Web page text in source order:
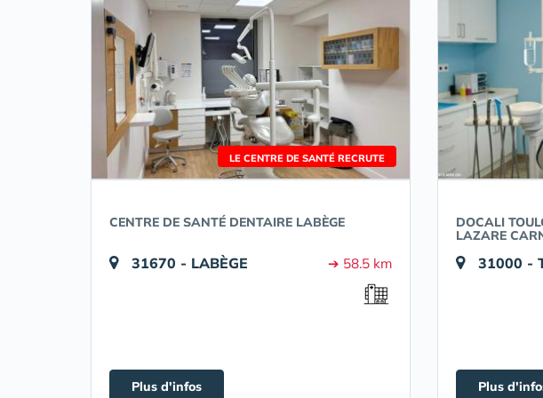
LE CENTRE DE SANTÉ RECRUTE
CENTRE DE SANTÉ DENTAIRE LABÈGE
31670 - LABÈGE ➔ 58.5 km
Plus d'infos
DOCALI
LAZARE
31000 -
Plus